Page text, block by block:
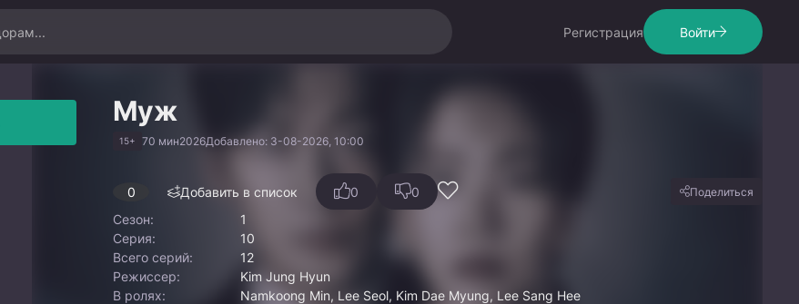
Регистрация Войти
Муж
15+ 70 мин2026Добавлено: 3-08-2026, 10:00
0 Добавить в список 0 0 Поделиться
Сезон:
1
Серия:
10
Всего серий:
12
Режиссер:
Kim Jung Hyun
В ролях:
Namkoong Min, Lee Seol, Kim Dae Myung, Lee Sang Hee